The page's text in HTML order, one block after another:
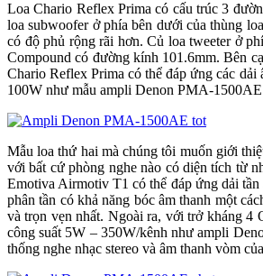
Loa Chario Reflex Prima có cấu trúc 3
loa subwoofer ở phía bên dưới của thùng
có độ phủ rộng rãi hơn. Củ loa tweeter ở
Compound có đường kính 101.6mm. Bên
Chario Reflex Prima có thể đáp ứng các
100W như mẫu ampli Denon PMA-1500AE
Mẫu loa thứ hai mà chúng tôi muốn giới
với bất cứ phòng nghe nào có diện tích từ
Emotiva Airmotiv T1 có thể đáp ứng dải
phân tần có khả năng bóc âm thanh một
và trọn vẹn nhất. Ngoài ra, với trở kháng 4
công suất 5W – 350W/kênh như ampli
thống nghe nhạc stereo và âm thanh vòm